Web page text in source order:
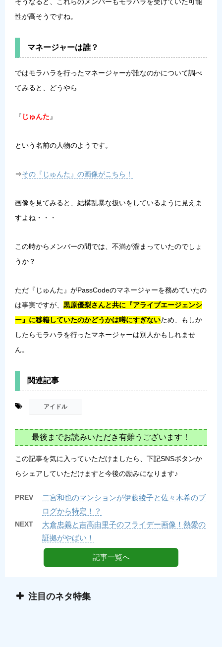
性が高そうですね。
マネージャーは誰？
ではモラハラを行ったマネージャーが誰なのかについて調べ
てみると、どうやら
『 じゅんた 』
という名前の人物のようです。
⇒その『じゅんた』の画像がこちら！
画像を見てみると、結構乱暴な扱いをしているように見えま
すよね・・・
この時からメンバーの間では、不満が溜まっていたのでしょ
うか？
ただ『じゅんた』がPassCodeのマネージャーを務めていたの
は事実ですが、 黒原優梨さんと共に『アライブエージェンシ
ー』に移籍していたのかどうかは噂にすぎないため、もしか
したらモラハラを行ったマネージャーは別人かもしれませ
ん。
関連記事
アイドル
最後までお読みいただき有難うございます！
この記事を気に入っていただけましたら、下記SNSボタンか
らシェアしていただけますと今後の励みになります♪
PREV
二宮和也のマンションが伊藤綾子と佐々木希のブ
ログから特定！？
NEXT
大倉忠義と吉高由里子のフライデー画像！熱愛の
証拠がやばい！
記事一覧へ
注目のネタ特集